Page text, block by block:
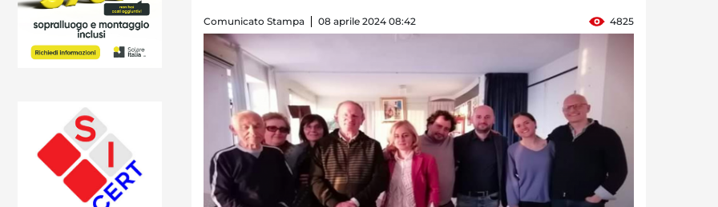
Comunicato Stampa 08 aprile 2024 08:42 4825